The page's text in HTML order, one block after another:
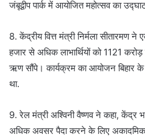
जंबूद्वीप पार्क में आयोजित महोत्सव का
8. केंद्रीय वित्त मंत्री निर्मला
हजार से अधिक लाभार्थियों को 1121
ऋण सौंपे। कार्यक्रम का आयोजन बिहार
था.
9. रेल मंत्री अश्विनी वैष्णव ने कहा, केंद्र
अधिक अवसर पैदा करने के लिए अकादमिक